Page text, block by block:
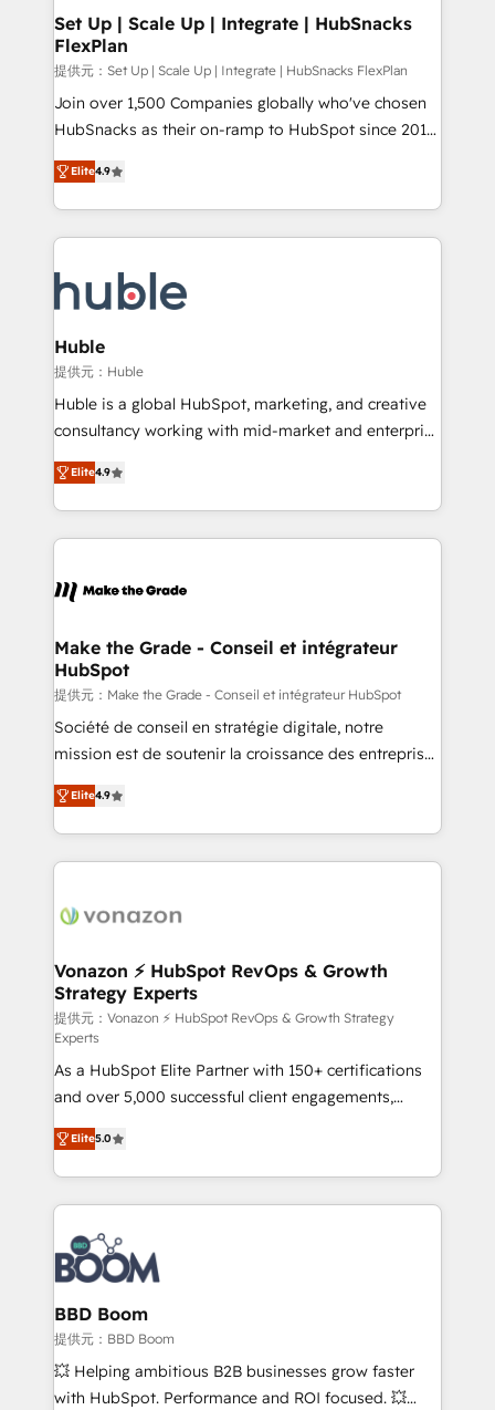
Award 🏆2020 Elite Solutions Partner 🏆2019
Integrations HubSpot Impact Award 🏆2019
Marketing Enablement HubSpot Impact Award 🏆
2018 Website Design HubSpot Impact Award 🏆2017
Website Design HubSpot Impact Award 🏆2016
Sales Enablement HubSpot Impact Award 🏆2015
Growth-Driven Design Agency of the Year 🏆2015
COS Design Award 🏆2013 HubSpot Marketplace
Provider of the Year 🏆2011 Became a HubSpot
Partner 📆Founded in 1997
Set Up | Scale Up | Integrate | HubSnacks
FlexPlan
提供元：Set Up | Scale Up | Integrate | HubSnacks FlexPlan
Join over 1,500 Companies globally who've chosen
HubSnacks as their on-ramp to HubSpot since 2014
Simple pay-as-you-go plans that accelerate value...
1️⃣ Set Up | Onboarding New or Check-fixing existing
HubSpot portals 2️⃣ Scale Up | 100% HubSpot Task
Execution... Global 24/7 ... All Experts 3️⃣ Integrate |
Slash months from your API Integration project... ⬅️
Click "Contact Business" ⬅️ to access 150+ Kickstart
Integration templates that put HubSpot in the center
of your tech stack, syncing... 🛍️ Shopify or
WooCommerce 💲 Stripe or Paypal 💰 Sage or
Netsuite 🤖 Google or Microsoft ✍️ DocuSign or
the rare Advanced "Custom Integrations"
Accreditation, securely sync data across... 🔄 any
new HubSpot portal with Advanced Website and
CRM Migrations using our in-house "HubScrub" Tool.
Elite4.9
Huble
提供元：Huble
Huble is a global HubSpot, marketing, and creative
consultancy working with mid-market and enterprise
businesses. We go beyond implementation, shaping
the strategy, processes, and teams that turn
HubSpot into a genuine growth engine. Named
HubSpot's Global Partner of the Year in 2024,
worldwide, and with over 15 years in the ecosystem,
One company, one operating model, delivering
across offices and consulting teams in the UK, USA,
Canada, Germany, France, Belgium, Singapore, and
South Africa. Certified compliant with ISO/IEC
27001:2022 and ISO 9001:2015 across all seven
Elite4.9
Make the Grade - Conseil et intégrateur
HubSpot
提供元：Make the Grade - Conseil et intégrateur HubSpot
Société de conseil en stratégie digitale, notre
mission est de soutenir la croissance des entreprises
B2B à travers l’acquisition de nouveaux clients,
l'intégration CRM et le développement des revenus
auprès de vos comptes existants. En France et à
l'international, nous travaillons avec des ETI
delà d’une simple transformation digitale et des
➤ L’intégration de CRM et de méthodologie RevOps
pour aligner les équipes marketing, commerciales et
support client (data migration, synchronisation API,
audit et maintenance) ➤ La création de sites internet
de conversion qui transforment les visiteurs en
opportunités d'affaires ➤ La mise en place de
stratégies d'acquisition marketing (SEO, SEA,
inbound, automatisation marketing, ABM, IA,
emailing) Informations clés : - 10 ans d'expérience -
100+ intégrations CRM HubSpot réussies - 40
experts conseil - 150 certifications HubSpot
cumulées
Elite4.9
Vonazon ⚡ HubSpot RevOps & Growth
Strategy Experts
提供元：Vonazon ⚡ HubSpot RevOps & Growth Strategy
Experts
As a HubSpot Elite Partner with 150+ certifications
and over 5,000 successful client engagements,
Vonazon turns marketing complexity into
measurable, scalable growth. From onboarding to
enterprise-grade campaigns, our in-house team
builds scalable strategies that drive long-term
revenue. ⚙️ HubSpot Integration & Optimization •
Seamless CRM, CMS, and automation setup •
Complex platform migrations and data cleanups •
Custom APIs and third-party integrations 📈 End-to-
End Revenue Acceleration • Lifecycle marketing and
pipeline growth programs • Sales enablement tools
and CRM optimization • Retention strategies with
Elite5.0
BBD Boom
提供元：BBD Boom
💥 Helping ambitious B2B businesses grow faster
with HubSpot. Performance and ROI focused. 💥